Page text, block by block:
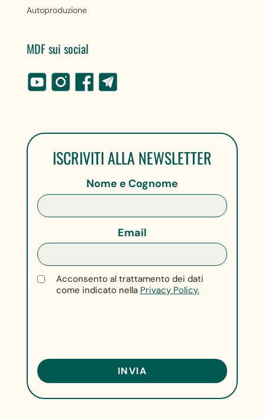
Autoproduzione
MDF sui social
ISCRIVITI ALLA NEWSLETTER
Nome e Cognome
Email
Acconsento al trattamento dei dati
come indicato nella Privacy Policy.